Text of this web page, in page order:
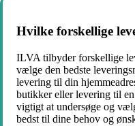
Hvilke forskellige
ILVA tilbyder forskellige
vælge den bedste
levering til din
butikker eller levering til
vigtigt at undersøge og
bedst til dine behov og